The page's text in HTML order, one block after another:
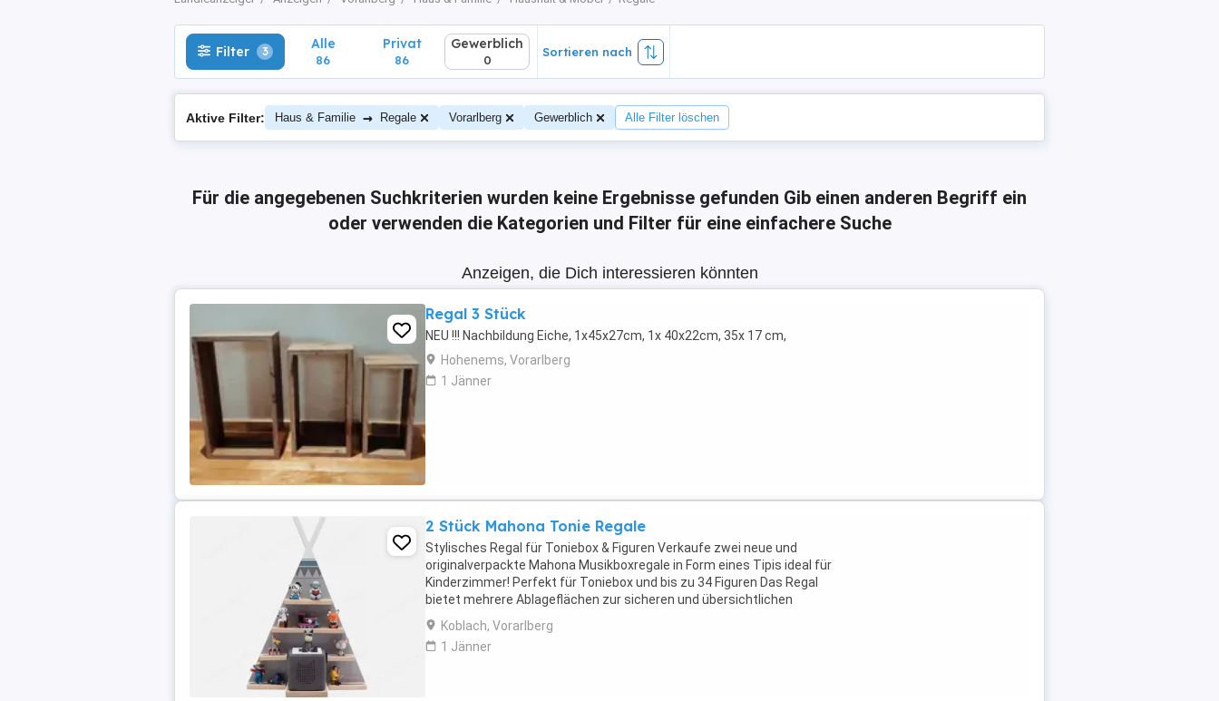
Filter 3 Alle
86
Privat
86
Gewerblich
0
Sortieren nach
Aktive Filter: Haus & Familie → Regale Vorarlberg Gewerblich Alle Filter löschen
Für die angegebenen Suchkriterien wurden keine Ergebnisse gefunden Gib einen anderen Begriff ein
oder verwenden die Kategorien und Filter für eine einfachere Suche
Anzeigen, die Dich interessieren könnten
Regal 3 Stück
NEU !!! Nachbildung Eiche, 1x45x27cm, 1x 40x22cm, 35x 17 cm,
Hohenems, Vorarlberg
1 Jänner
2 Stück Mahona Tonie Regale
Stylisches Regal für Toniebox & Figuren Verkaufe zwei neue und
originalverpackte Mahona Musikboxregale in Form eines Tipis ideal für
Kinderzimmer! Perfekt für Toniebox und bis zu 34 Figuren Das Regal
bietet mehrere Ablageflächen zur sicheren und übersichtlichen
Aufbewahrung von Tonie-Figuren. ...
Koblach, Vorarlberg
1 Jänner